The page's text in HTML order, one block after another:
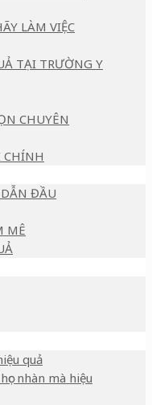
LÀM VIỆC
TẠI TRƯỜNG Y
CHUYÊN
CHÍNH
ĐẦU
MÊ
quả
nhàn mà hiệu